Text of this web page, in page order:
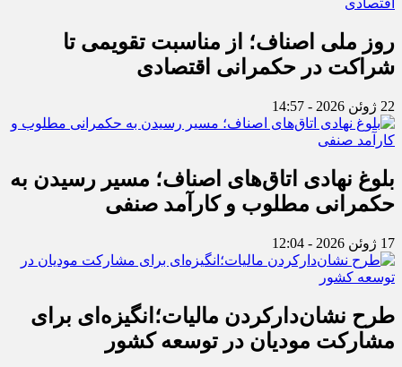
روز ملی اصناف؛ از مناسبت تقویمی تا
شراکت در حکمرانی اقتصادی
22 ژوئن 2026 - 14:57
بلوغ نهادی اتاق‌های اصناف؛ مسیر رسیدن به
حکمرانی مطلوب و کارآمد صنفی
17 ژوئن 2026 - 12:04
طرح نشان‌دارکردن مالیات؛انگیزه‌ای برای
مشارکت مودیان در توسعه کشور